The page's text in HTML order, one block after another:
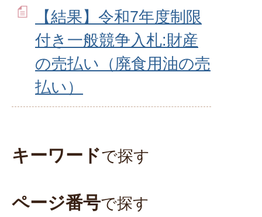
【結果】令和7年度制限
付き一般競争入札:財産
の売払い（廃食用油の売
払い）
キーワードで探す
ページ番号で探す